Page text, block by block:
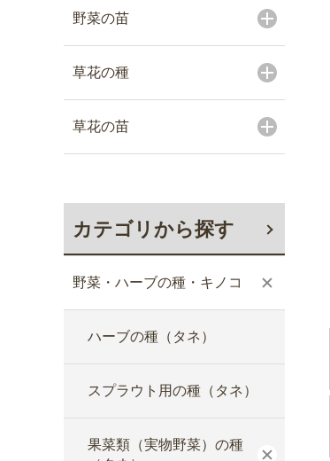
野菜の苗
草花の種
草花の苗
カテゴリから探す
野菜・ハーブの種・キノコ
ハーブの種（タネ）
スプラウト用の種（タネ）
果菜類（実物野菜）の種